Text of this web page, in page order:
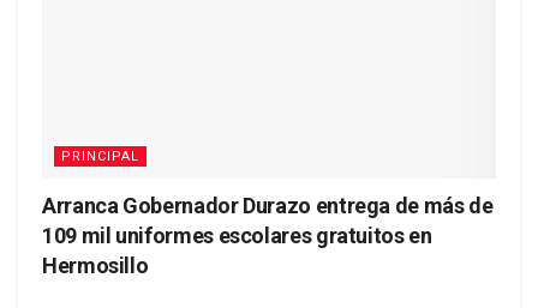
PRINCIPAL
Arranca Gobernador Durazo entrega de más de
109 mil uniformes escolares gratuitos en
Hermosillo